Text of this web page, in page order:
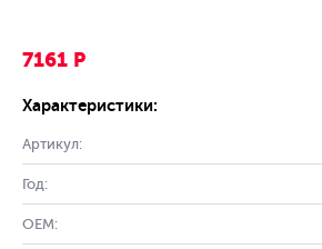
7161 Р
Характеристики:
Артикул:
Год:
OEM: